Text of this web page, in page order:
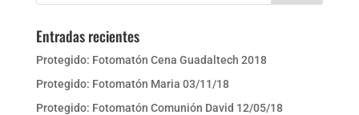
Entradas recientes
Protegido: Fotomatón Cena Guadaltech 2018
Protegido: Fotomatón Maria 03/11/18
Protegido: Fotomatón Comunión David 12/05/18